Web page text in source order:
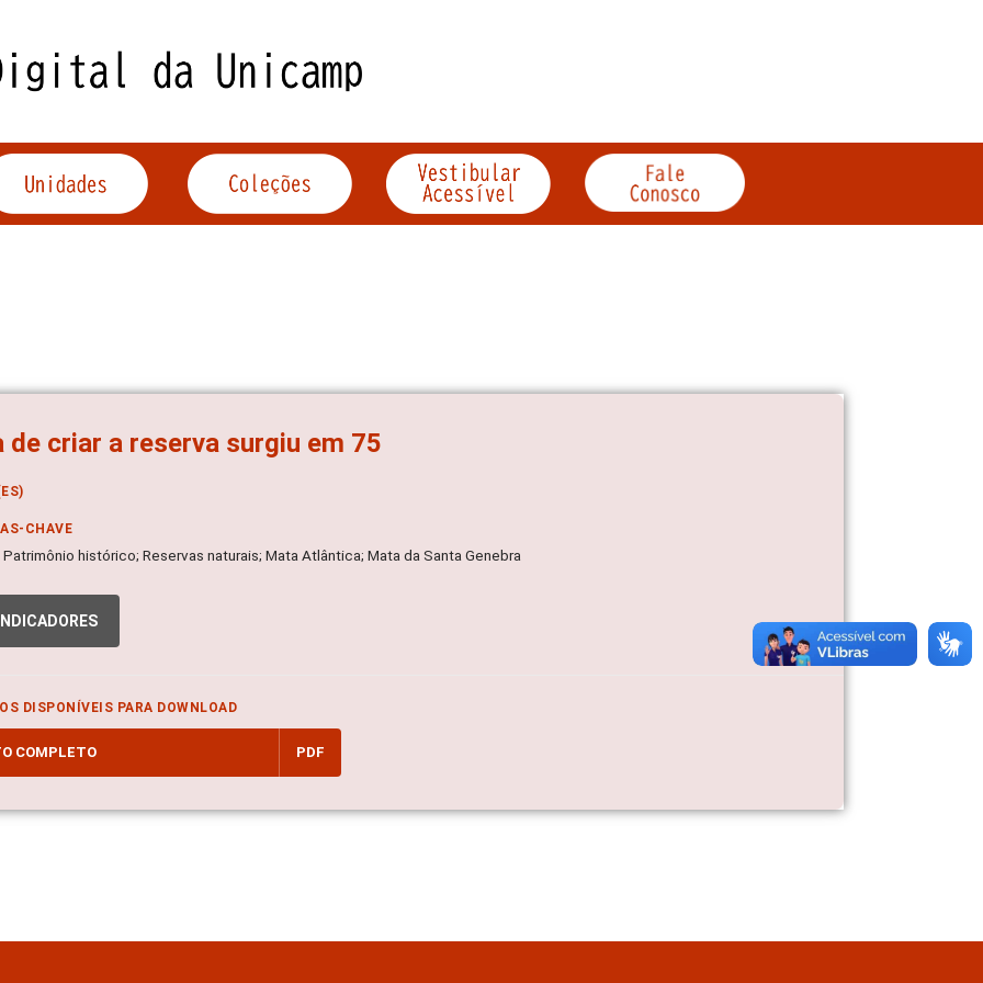
de criar a reserva surgiu em 75
CHAVE
Patrimônio histórico; Reservas naturais; Mata Atlântica; Mata da Santa Genebra
INDICADORES
DISPONÍVEIS PARA DOWNLOAD
COMPLETO PDF